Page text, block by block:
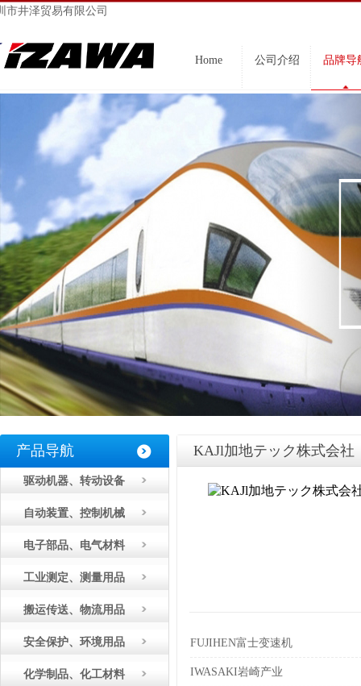
市井泽贸易有限公司
Home 公司介绍 品牌导
产品导航
驱动机器、转动设备
自动装置、控制机械
电子部品、电气材料
工业测定、测量用品
搬运传送、物流用品
安全保护、环境用品
化学制品、化工材料
KAJl加地テック株式会社
FUJIHEN富士变速机
IWASAKI岩崎产业